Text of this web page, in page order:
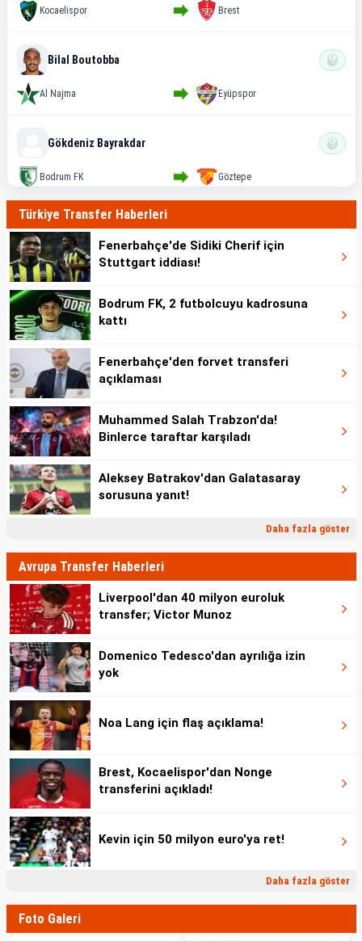
Kocaelispor Brest
Bilal Boutobba
Al Najma Eyüpspor
Gökdeniz Bayrakdar
Bodrum FK Göztepe
Ahmed Abdullahi
Sunderland
Antoine Sekongo
Dunkerque
Alexandre Penetra
AZ Alkmaar A Çorum Belediyespor
Abdelhamid Sabiri
Fiorentina
Gyrano Kerk
Royal Antwerp Erzurumspor FK
Chidozie Awaziem
Nantes
Ali Şahin Yılmaz
Trabzonspor
Chandrel Massanga
Hatayspor Eyüpspor
Legia Warszawa
Türkiye Transfer Haberleri
Fenerbahçe'de Sidiki Cherif için
Stuttgart iddiası!
Bodrum FK, 2 futbolcuyu kadrosuna
kattı
Fenerbahçe'den forvet transferi
açıklaması
Muhammed Salah Trabzon'da!
Binlerce taraftar karşıladı
Aleksey Batrakov'dan Galatasaray
sorusuna yanıt!
Daha fazla göster
Avrupa Transfer Haberleri
Liverpool'dan 40 milyon euroluk
transfer; Victor Munoz
Domenico Tedesco'dan ayrılığa izin
yok
Noa Lang için flaş açıklama!
Brest, Kocaelispor'dan Nonge
transferini açıkladı!
Kevin için 50 milyon euro'ya ret!
Daha fazla göster
Foto Galeri